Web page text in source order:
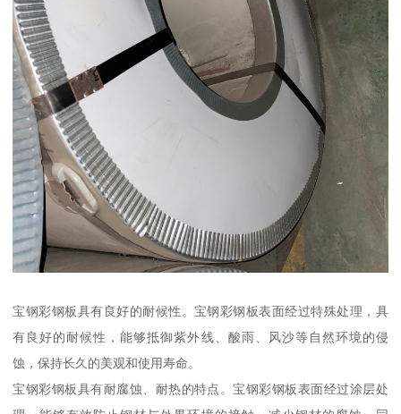
宝钢彩钢板具有良好的耐候性。宝钢彩钢板表面经过特殊处理，具
有良好的耐候性，能够抵御紫外线、酸雨、风沙等自然环境的侵
蚀，保持长久的美观和使用寿命。
宝钢彩钢板具有耐腐蚀、耐热的特点。宝钢彩钢板表面经过涂层处